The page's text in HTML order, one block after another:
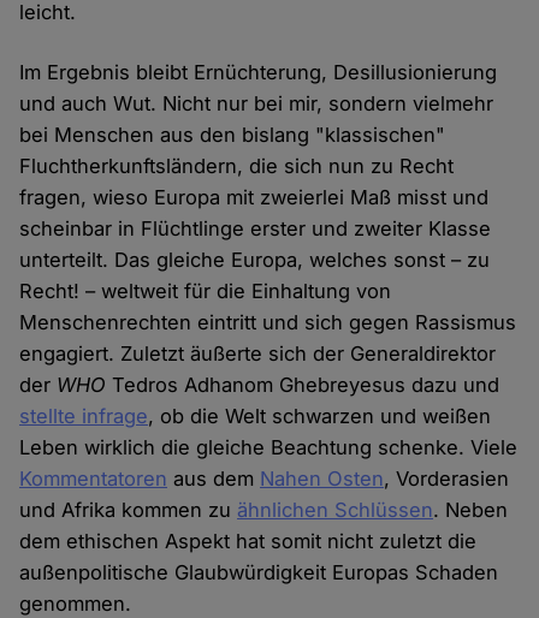
leicht.
Im Ergebnis bleibt Ernüchterung, Desillusionierung
und auch Wut. Nicht nur bei mir, sondern vielmehr
bei Menschen aus den bislang "klassischen"
Fluchtherkunftsländern, die sich nun zu Recht
fragen, wieso Europa mit zweierlei Maß misst und
scheinbar in Flüchtlinge erster und zweiter Klasse
unterteilt. Das gleiche Europa, welches sonst – zu
Recht! – weltweit für die Einhaltung von
Menschenrechten eintritt und sich gegen Rassismus
engagiert. Zuletzt äußerte sich der Generaldirektor
der WHO Tedros Adhanom Ghebreyesus dazu und
stellte infrage, ob die Welt schwarzen und weißen
Leben wirklich die gleiche Beachtung schenke. Viele
Kommentatoren aus dem Nahen Osten, Vorderasien
und Afrika kommen zu ähnlichen Schlüssen. Neben
dem ethischen Aspekt hat somit nicht zuletzt die
außenpolitische Glaubwürdigkeit Europas Schaden
genommen.